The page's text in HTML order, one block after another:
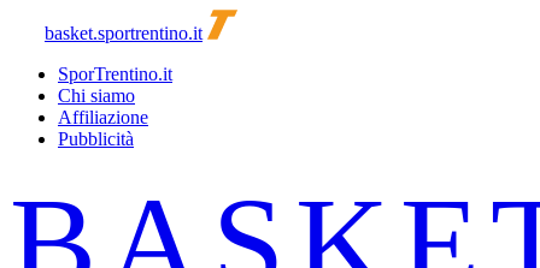
basket.sportrentino.it
SporTrentino.it
Chi siamo
Affiliazione
Pubblicità